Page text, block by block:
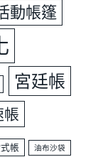
動帳篷
宮廷帳
帳
帳 油布沙袋